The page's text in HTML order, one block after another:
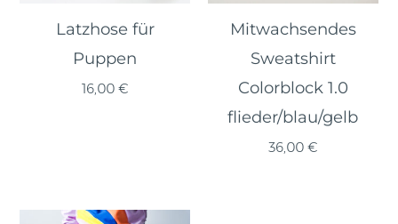
Latzhose für
Puppen
16,00 €
Mitwachsendes
Sweatshirt
Colorblock 1.0
flieder/blau/gelb
36,00 €